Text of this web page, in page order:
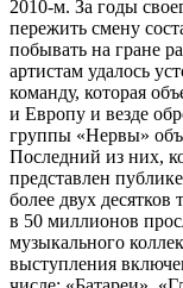
2010-м. За годы
пережить смену
побывать на гране
артистам удалось
команду, которая
и Европу и везде
группы «Нервы»
Последний из них,
представлен
более двух десятков
в 50 миллионов
музыкального
выступления